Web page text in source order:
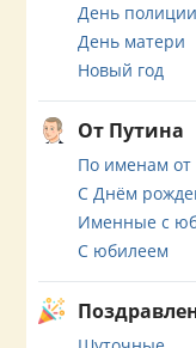
День полиции
День матери
Новый год
От Путина
По именам от
С Днём
Именные с
С юбилеем